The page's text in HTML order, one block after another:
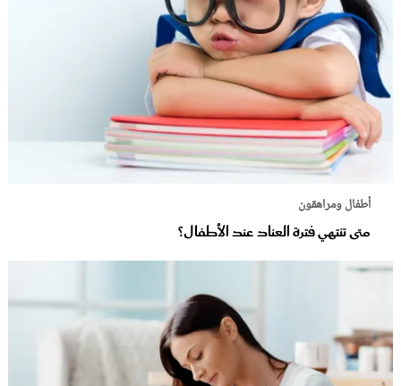
أطفال ومراهقون
متى تنتهي فترة العناد عند الأطفال؟